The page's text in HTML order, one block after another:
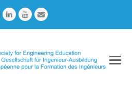
LinkedInYoutubeEmail